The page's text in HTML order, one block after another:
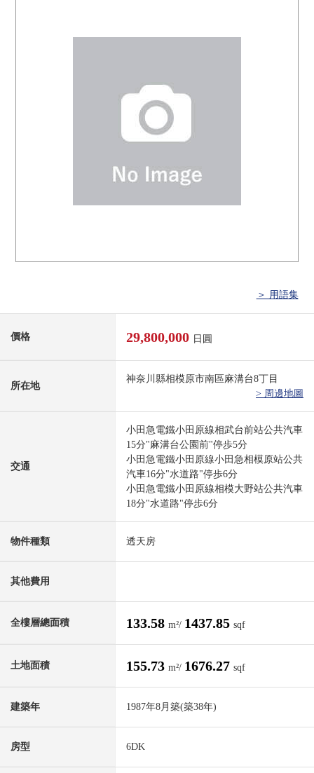
＞ 用語集
價格 29,800,000 日圓
所在地
神奈川縣相模原市南區麻溝台8丁目
> 周邊地圖
交通
小田急電鐵小田原線相武台前站公共汽車
15分"麻溝台公園前"停歩5分
小田急電鐵小田原線小田急相模原站公共
汽車16分"水道路"停歩6分
小田急電鐵小田原線相模大野站公共汽車
18分"水道路"停歩6分
物件種類 透天房
其他費用
全樓層總面積 133.58 m²/ 1437.85 sqf
土地面積 155.73 m²/ 1676.27 sqf
建築年 1987年8月築(築38年)
房型 6DK